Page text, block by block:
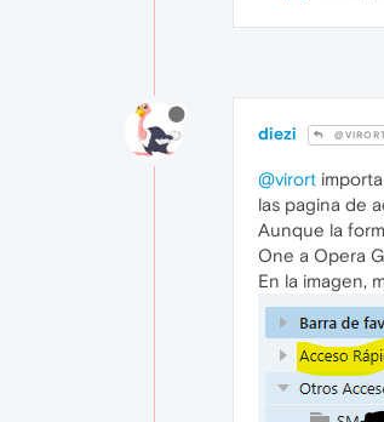
diezi
@virort
las pagina de
Aunque la
One a Opera
En la imagen,